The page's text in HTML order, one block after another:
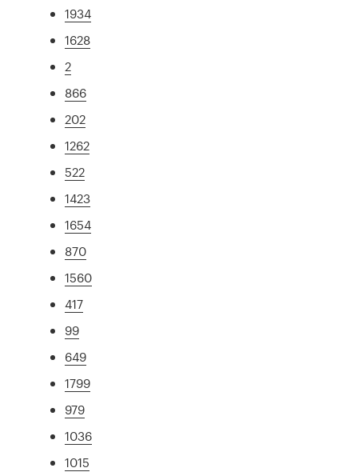
1934
1628
2
866
202
1262
522
1423
1654
870
1560
417
99
649
1799
979
1036
1015